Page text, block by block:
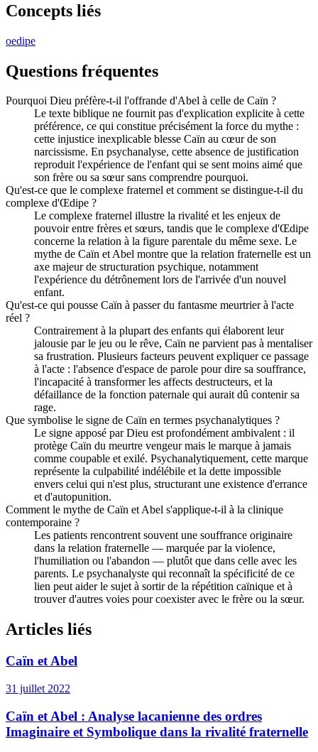
Concepts liés
oedipe
Questions fréquentes
Pourquoi Dieu préfère-t-il l'offrande d'Abel à celle de Caïn ?
Le texte biblique ne fournit pas d'explication explicite à cette
préférence, ce qui constitue précisément la force du mythe :
cette injustice inexplicable blesse Caïn au cœur de son
narcissisme. En psychanalyse, cette absence de justification
reproduit l'expérience de l'enfant qui se sent moins aimé que
son frère ou sa sœur sans comprendre pourquoi.
Qu'est-ce que le complexe fraternel et comment se distingue-t-il du
complexe d'Œdipe ?
Le complexe fraternel illustre la rivalité et les enjeux de
pouvoir entre frères et sœurs, tandis que le complexe d'Œdipe
concerne la relation à la figure parentale du même sexe. Le
mythe de Caïn et Abel montre que la relation fraternelle est un
axe majeur de structuration psychique, notamment
l'expérience du détrônement lors de l'arrivée d'un nouvel
enfant.
Qu'est-ce qui pousse Caïn à passer du fantasme meurtrier à l'acte
réel ?
Contrairement à la plupart des enfants qui élaborent leur
jalousie par le jeu ou le rêve, Caïn ne parvient pas à mentaliser
sa frustration. Plusieurs facteurs peuvent expliquer ce passage
à l'acte : l'absence d'espace de parole pour dire sa souffrance,
l'incapacité à transformer les affects destructeurs, et la
défaillance de la fonction paternale qui aurait dû contenir sa
rage.
Que symbolise le signe de Caïn en termes psychanalytiques ?
Le signe apposé par Dieu est profondément ambivalent : il
protège Caïn du meurtre vengeur mais le marque à jamais
comme coupable et exilé. Psychanalytiquement, cette marque
représente la culpabilité indélébile et la dette impossible
envers celui qui n'est plus, structurant une existence d'errance
et d'autopunition.
Comment le mythe de Caïn et Abel s'applique-t-il à la clinique
contemporaine ?
Les patients rencontrent souvent une souffrance originaire
dans la relation fraternelle — marquée par la violence,
l'humiliation ou l'abandon — plutôt que dans celle avec les
parents. Le psychanalyste qui reconnaît la spécificité de ce
lien peut aider le sujet à sortir de la répétition caïnique et à
trouver d'autres voies pour coexister avec le frère ou la sœur.
Articles liés
Caïn et Abel
31 juillet 2022
Caïn et Abel : Analyse lacanienne des ordres
Imaginaire et Symbolique dans la rivalité fraternelle